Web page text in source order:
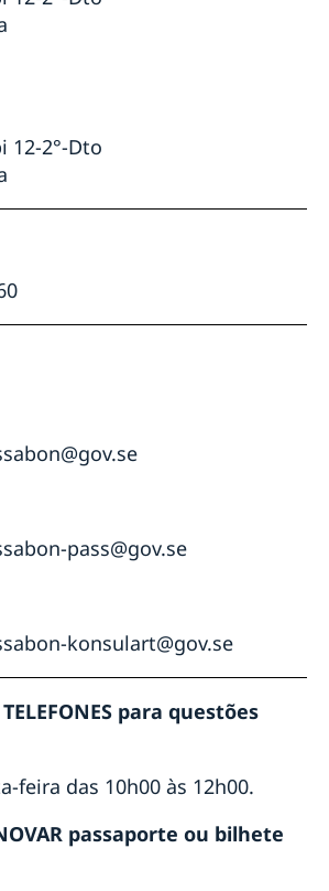
12-2°-Dto
pass@gov.se
konsulart@gov.se
para questões
feira das 10h00 às 12h00.
passaporte ou bilhete